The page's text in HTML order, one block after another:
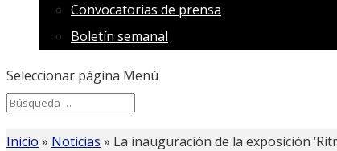
Convocatorias de prensa
Boletín semanal
Seleccionar página Menú
Search
for...
Inicio » Noticias » La inauguración de la exposición